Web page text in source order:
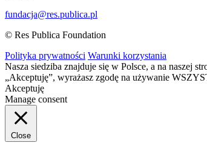
fundacja@res.publica.pl
© Res Publica Foundation
Polityka prywatności Warunki korzystania
Nasza siedziba znajduje się w Polsce, a na naszej
„Akceptuję”, wyrażasz zgodę na używanie
Akceptuję
Manage consent
Close